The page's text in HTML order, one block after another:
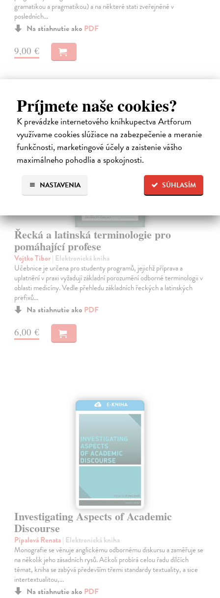
Príjmete naše cookies?
K prevádzke internetového kníhkupectva Artforum
využívame cookies slúžiace na zabezpečenie a meranie
funkčnosti, marketingové účely a zaistenie vášho
maximálneho pohodlia a spokojnosti.
SÚHLASÍM
NASTAVENIA
gramatikou a pragmatikou) a na některé stati zveřejněné v
posledních…
Na stiahnutie ako PDF
9,00 €
E-KNIHA
Řecká a latinská terminologie pro
pomáhající profese
Vojtko Tibor| Elektronická kniha
Učebnice je určena pro studenty programů, jejichž příprava a
uplatnění v praxi vyžadují základní porozumění odborné terminologii v
oblasti medicíny. Vedle přehledu základních řeckých a latinských
prefixů…
Na stiahnutie ako PDF
6,00 €
E-KNIHA
Investigating Aspects of Academic
Discourse
Pípalová Renata| Elektronická kniha
Monografie se věnuje anglickému odbornému diskursu a zaměřuje se
na několik jeho zásadních rysů. Ačkoli probírá celou řadu dílčích
témat, kniha se zabývá především třemi standardy textuality, a sice
intertextualitou,…
Na stiahnutie ako PDF